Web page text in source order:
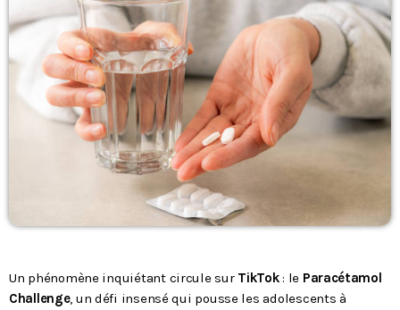
Podcasts
L’équipe
Contact
Un phénomène inquiétant circule sur TikTok: le Paracétamol
Challenge, un défi insensé qui pousse les adolescents à